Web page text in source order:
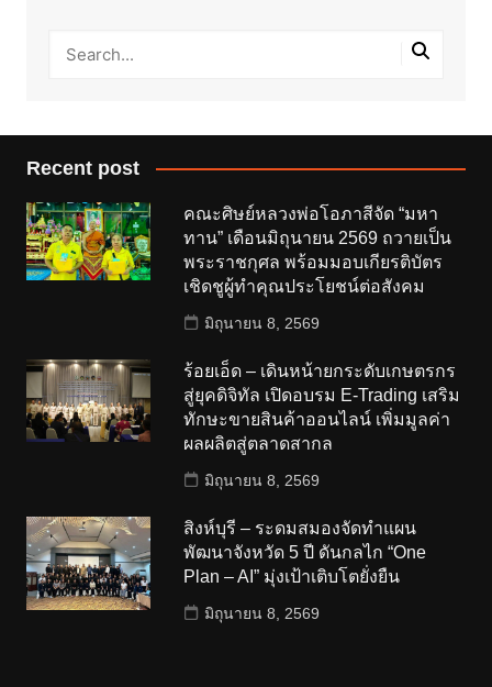
Recent post
คณะศิษย์หลวงพ่อโอภาสีจัด “มหา
ทาน” เดือนมิถุนายน 2569 ถวายเป็น
พระราชกุศล พร้อมมอบเกียรติบัตร
เชิดชูผู้ทำคุณประโยชน์ต่อสังคม
มิถุนายน 8, 2569
ร้อยเอ็ด – เดินหน้ายกระดับเกษตรกร
สู่ยุคดิจิทัล เปิดอบรม E-Trading เสริม
ทักษะขายสินค้าออนไลน์ เพิ่มมูลค่า
ผลผลิตสู่ตลาดสากล
มิถุนายน 8, 2569
สิงห์บุรี – ระดมสมองจัดทำแผน
พัฒนาจังหวัด 5 ปี ดันกลไก “One
Plan – AI” มุ่งเป้าเติบโตยั่งยืน
มิถุนายน 8, 2569